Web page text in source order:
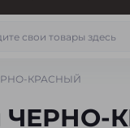
КРАСНЫЙ